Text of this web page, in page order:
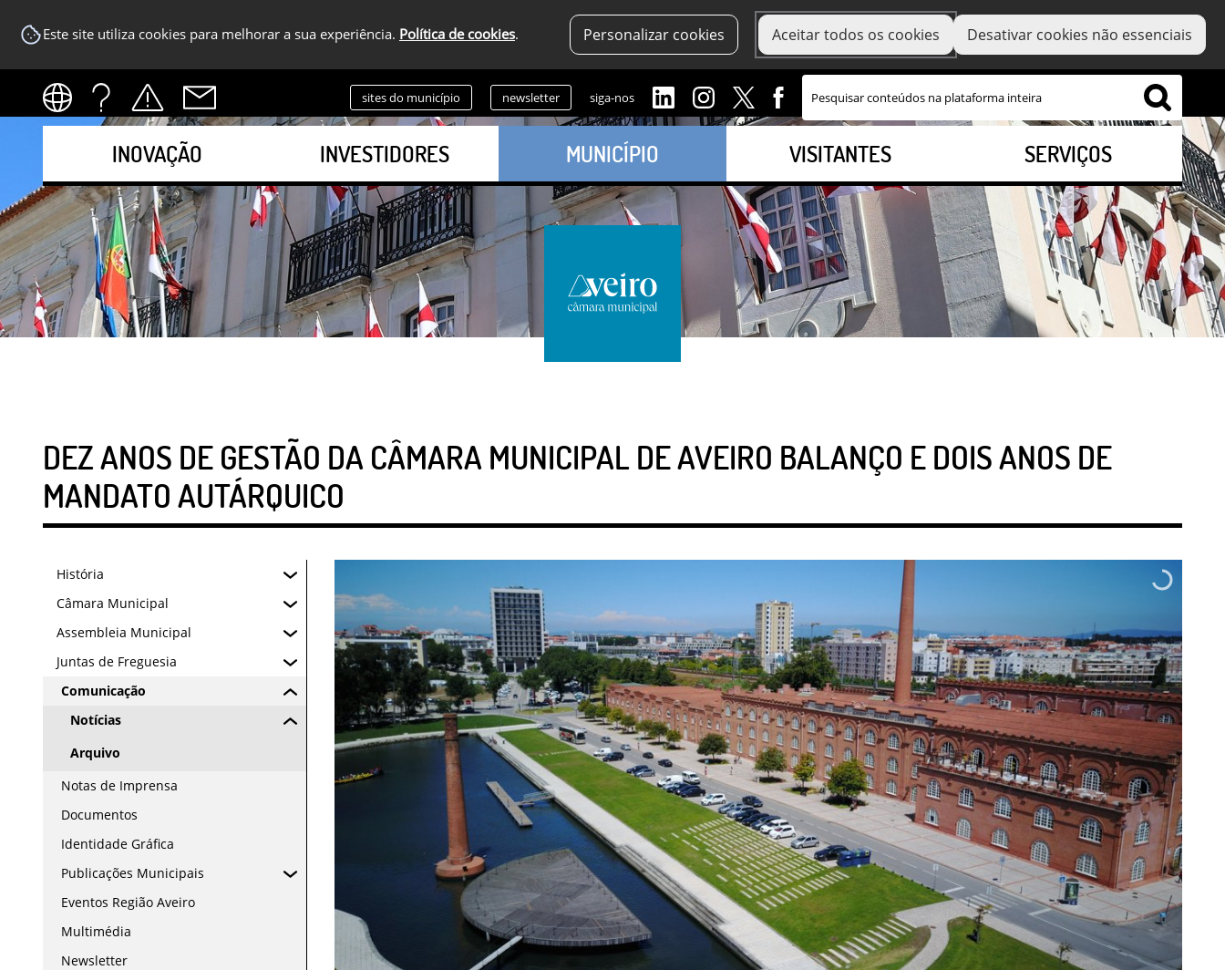
Este site utiliza cookies para melhorar a sua experiência. Política de cookies. Personalizar cookies Aceitar todos os cookies Desativar cookies não essenciais
sites do município newsletter siga-nos
INOVAÇÃO INVESTIDORES MUNICÍPIO VISITANTES SERVIÇOS
DEZ ANOS DE GESTÃO DA CÂMARA MUNICIPAL DE AVEIRO BALANÇO E DOIS ANOS DE
MANDATO AUTÁRQUICO
História
Câmara Municipal
Assembleia Municipal
Juntas de Freguesia
Comunicação
Notícias
Arquivo
Notas de Imprensa
Documentos
Identidade Gráfica
Publicações Municipais
Eventos Região Aveiro
Multimédia
Newsletter